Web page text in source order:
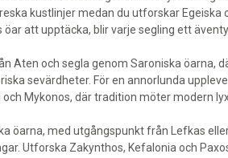
kustlinjer medan du utforskar Egeiska
öar att upptäcka, blir varje segling ett
Aten och segla genom Saroniska öarna,
sevärdheter. För en annorlunda
Mykonos, där tradition möter modern
öarna, med utgångspunkt från Lefkas
Utforska Zakynthos, Kefalonia och